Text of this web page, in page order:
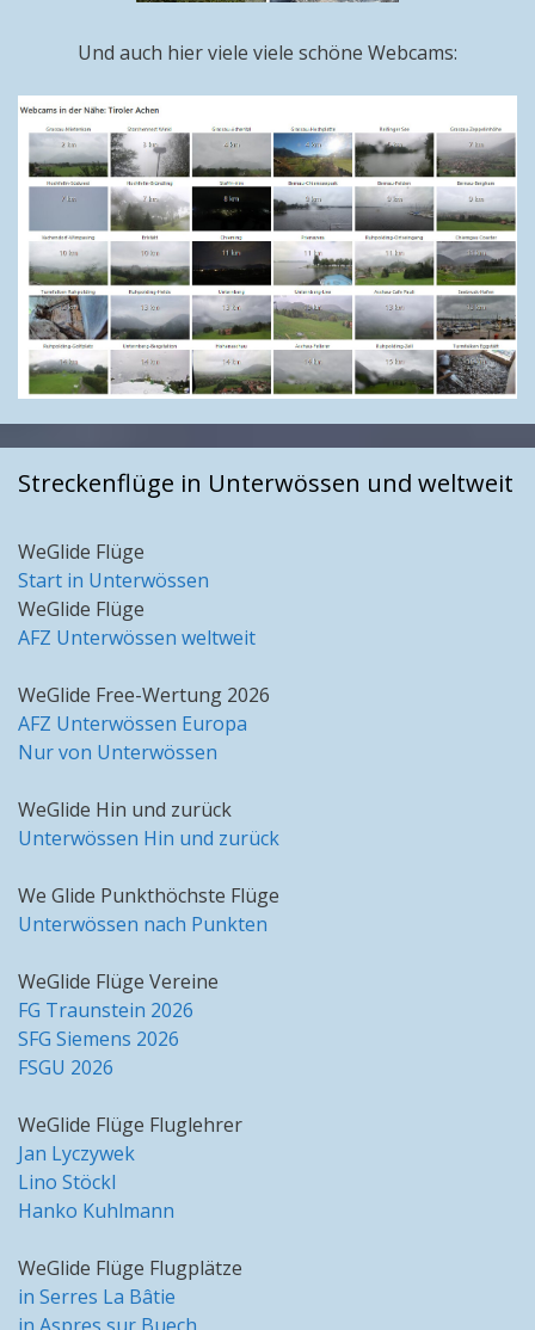
Und auch hier viele viele schöne Webcams:
Streckenflüge in Unterwössen und weltweit
WeGlide Flüge
Start in Unterwössen
WeGlide Flüge
AFZ Unterwössen weltweit
WeGlide Free-Wertung 2026
AFZ Unterwössen Europa
Nur von Unterwössen
WeGlide Hin und zurück
Unterwössen Hin und zurück
We Glide Punkthöchste Flüge
Unterwössen nach Punkten
WeGlide Flüge Vereine
FG Traunstein 2026
SFG Siemens 2026
FSGU 2026
WeGlide Flüge Fluglehrer
Jan Lyczywek
Lino Stöckl
Hanko Kuhlmann
WeGlide Flüge Flugplätze
in Serres La Bâtie